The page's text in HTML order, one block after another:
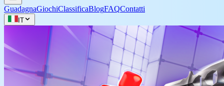
GuadagnaGiochiClassificaBlogFAQContatti
IT